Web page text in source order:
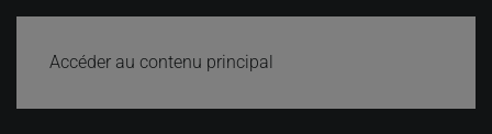
Accéder au contenu principal